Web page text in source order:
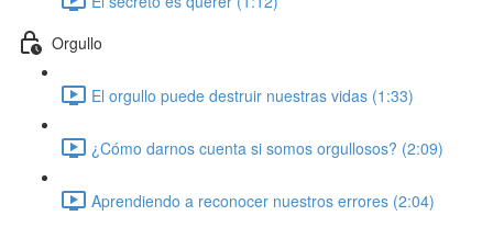
Orgullo
El orgullo puede destruir nuestras vidas (1:33)
¿Cómo darnos cuenta si somos orgullosos? (2:09)
Aprendiendo a reconocer nuestros errores (2:04)